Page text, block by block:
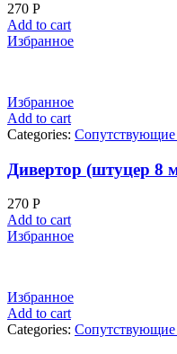
270 Р
Add to cart
Избранное
Избранное
Add to cart
Categories: Сопутствующие
Дивертор (штуцер 8
270 Р
Add to cart
Избранное
Избранное
Add to cart
Categories: Сопутствующие